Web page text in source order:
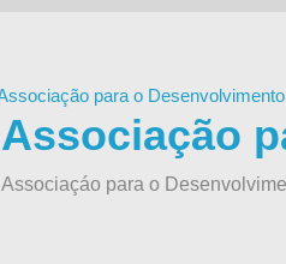
Associação
Associaçáo para o